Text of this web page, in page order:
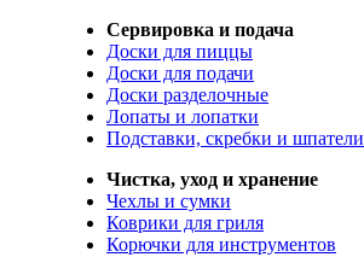
Сервировка и подача
Доски для пиццы
Доски для подачи
Доски разделочные
Лопаты и лопатки
Подставки, скребки и шпатели
Чистка, уход и хранение
Чехлы и сумки
Коврики для гриля
Корючки для инструментов